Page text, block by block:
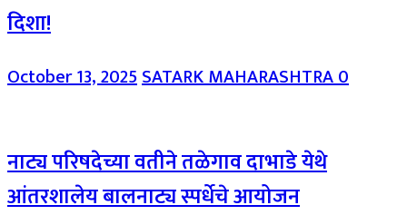
दिशा!
October 13, 2025SATARK MAHARASHTRA0
नाट्य परिषदेच्या वतीने तळेगाव दाभाडे येथे
आंतरशालेय बालनाट्य स्पर्धेचे आयोजन